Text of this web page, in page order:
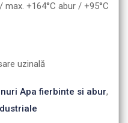
+164°C abur / +95°C
uzinală
Apa fierbinte si abur,